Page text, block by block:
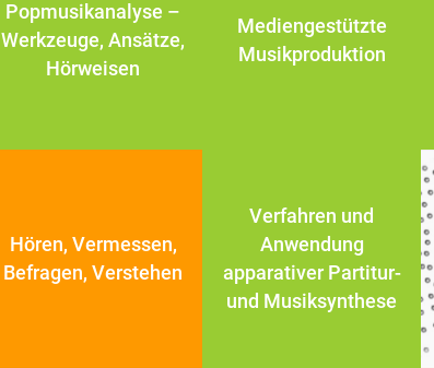
Popmusikanalyse –
Werkzeuge, Ansätze,
Hörweisen
Mediengestützte
Musikproduktion
Hören, Vermessen,
Befragen, Verstehen
Verfahren und
Anwendung
apparativer Partitur-
und Musiksynthese